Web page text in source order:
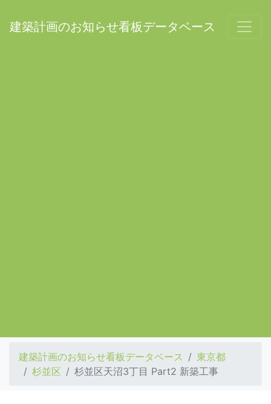
建築計画のお知らせ看板データベース
建築計画のお知らせ看板データベース
東京都
杉並区
杉並区天沼3丁目 Part2 新築工事